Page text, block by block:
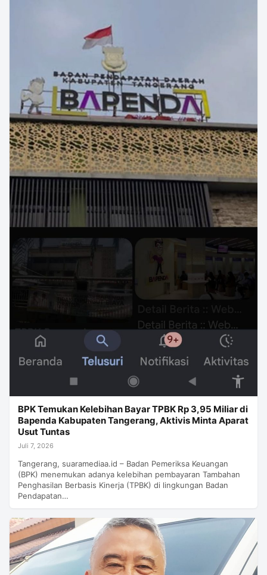
BPK Temukan Kelebihan Bayar TPBK Rp 3,95 Miliar di
Bapenda Kabupaten Tangerang, Aktivis Minta Aparat
Usut Tuntas
Juli 7, 2026
Tangerang, suaramediaa.id – Badan Pemeriksa Keuangan
(BPK) menemukan adanya kelebihan pembayaran Tambahan
Penghasilan Berbasis Kinerja (TPBK) di lingkungan Badan
Pendapatan…